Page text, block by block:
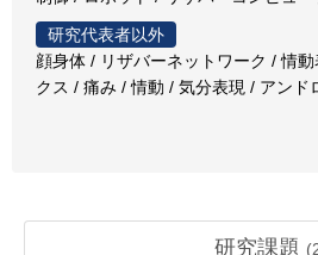
研究代表者以外
顔身体 / リザバーネットワーク / 情
クス / 痛み / 情動 / 気分表現 / アンド
研究課題 (